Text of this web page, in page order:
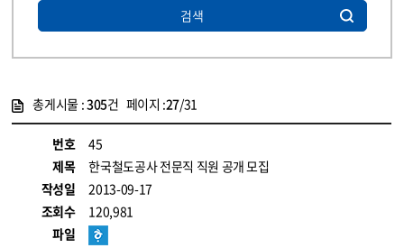
검색
총게시물 :305건 페이지 :27/31
번호
45
제목
한국철도공사 전문직 직원 공개 모집
작성일
2013-09-17
조회수
120,981
파일